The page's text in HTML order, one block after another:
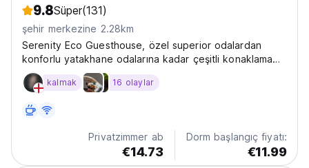
9.8Süper(131)
şehir merkezine 2.28km
Serenity Eco Guesthouse, özel superior odalardan
konforlu yatakhane odalarına kadar çeşitli konaklama
birimleri sunan, sigara ve alkolsüz bir bölgedir.
kalmak 16 olaylar
Privatzimmer ab
€14.73
Dorm başlangıç fiyatı:
€11.99